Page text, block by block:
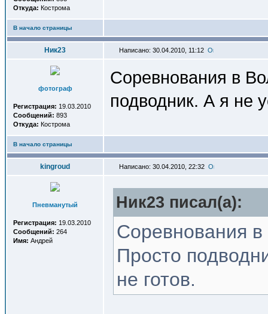
Откуда: Кострома
В начало страницы
Ник23 Написано: 30.04.2010, 11:12
фотограф
Регистрация: 19.03.2010
Сообщений: 893
Откуда: Кострома
Соревнования в
подводник. А я не
В начало страницы
kingroud Написано: 30.04.2010, 22:32
Пневманутый
Регистрация: 19.03.2010
Сообщений: 264
Имя: Андрей
Ник23 писал(a):
Соревнования в
Просто
не готов.